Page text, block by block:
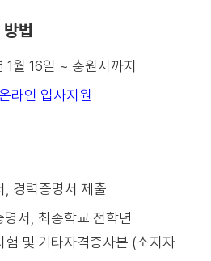
법
월 16일 ~ 충원시까지
라인 입사지원
, 경력증명서 제출
서, 최종학교 전학년
및 기타자격증사본 (소지자